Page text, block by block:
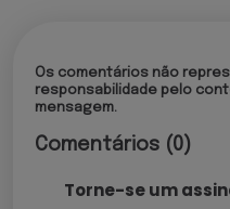
Os comentários não
responsabilidade pelo
mensagem.
Comentários (0)
Torne-se um